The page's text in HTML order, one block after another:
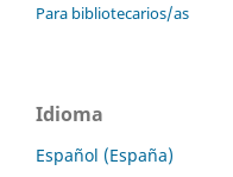
Para bibliotecarios/as
Idioma
Español (España)